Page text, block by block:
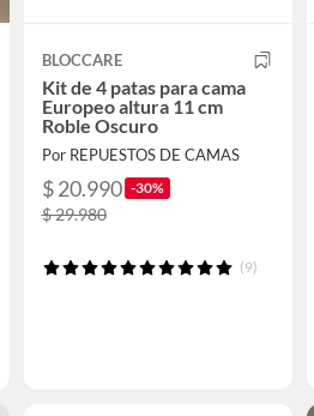
BLOCCARE
Kit de 4 patas para cama
Europeo altura 11 cm
Roble Oscuro
Por REPUESTOS DE CAMAS
$ 20.990 -30%
$ 29.980
(9)